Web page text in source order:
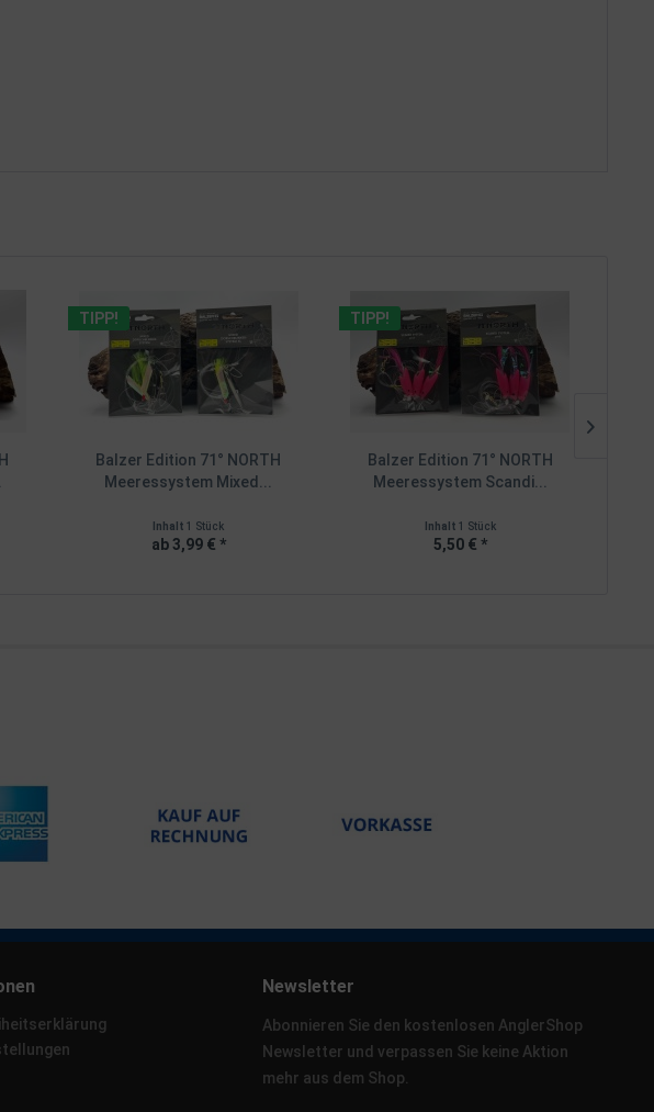
TIPP!
Balzer Edition 71° NORTH
Meeressystem Mixed...
Inhalt1 Stück
ab 3,99 € *
TIPP!
Balzer Edition 71° NORTH
Meeressystem Scandi...
Inhalt 1 Stück
5,50 € *
Newsletter
Abonnieren Sie den kostenlosen AnglerShop
Newsletter und verpassen Sie keine Aktion
mehr aus dem Shop.